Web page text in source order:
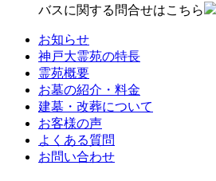
バスに関する問合せはこちら
お知らせ
神戸大霊苑の特長
霊苑概要
お墓の紹介・料金
建墓・改葬について
お客様の声
よくある質問
お問い合わせ